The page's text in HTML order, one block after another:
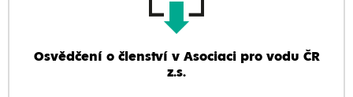
Osvědčení o členství v Asociaci pro vodu ČR
z.s.